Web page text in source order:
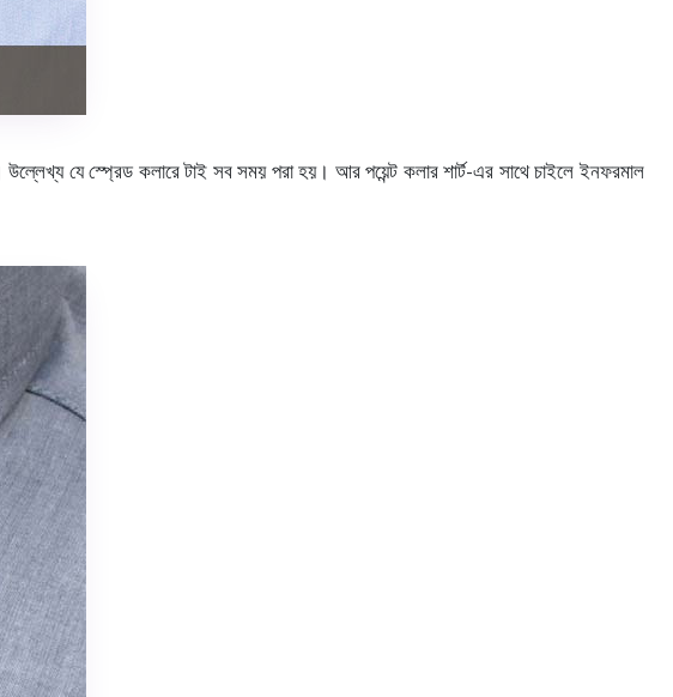
উল্লেখ্য যে স্প্রেড কলারে টাই সব সময় পরা হয়। আর পয়েন্ট কলার শার্ট-এর সাথে চাইলে ইনফরমাল